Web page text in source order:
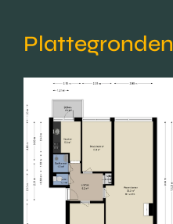
Plattegronden